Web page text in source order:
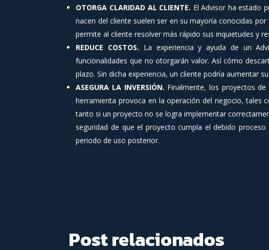
OTORGA CLARIDAD AL CLIENTE. El Advisor ha estado
nacen del cliente suelen ser en su mayoría conocidas
permite al cliente resolver más rápido sus inquietudes y
REDUCE COSTOS. La experiencia y ayuda de un
funcionalidades que no otorgarán valor. Así cómo
plazo. Sin dicha experiencia, un cliente podría aumentar
ASEGURA LA INVERSIÓN. Finalmente, los proyectos
herramienta provoca en la operación del negocio, tales
tanto si un proyecto no se logra implementar
seguridad de que el proyecto cumpla el debido
periodo de uso posterior.
Post relacionados